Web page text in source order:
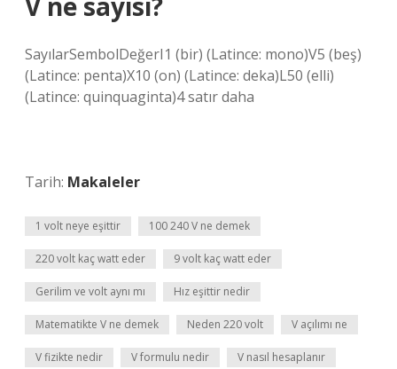
SayılarSembolDeğerI1 (bir) (Latince: mono)V5 (beş)
(Latince: penta)X10 (on) (Latince: deka)L50 (elli)
(Latince: quinquaginta)4 satır daha
Tarih: Makaleler
1 volt neye eşittir 100 240 V ne demek
220 volt kaç watt eder 9 volt kaç watt eder
Gerilim ve volt aynı mı Hız eşittir nedir
Matematikte V ne demek Neden 220 volt V açılımı ne
V fizikte nedir V formulu nedir V nasıl hesaplanır